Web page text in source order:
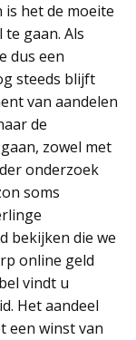
het de moeite
gaan. Als
dus een
steeds blijft
van aandelen
de
zowel met
onderzoek
soms
bekijken die we
online geld
vindt u
Het aandeel
een winst van